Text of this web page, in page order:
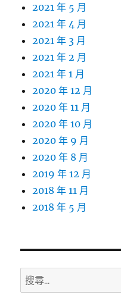
2021 年 5 月
2021 年 4 月
2021 年 3 月
2021 年 2 月
2021 年 1 月
2020 年 12 月
2020 年 11 月
2020 年 10 月
2020 年 9 月
2020 年 8 月
2019 年 12 月
2018 年 11 月
2018 年 5 月
搜
尋